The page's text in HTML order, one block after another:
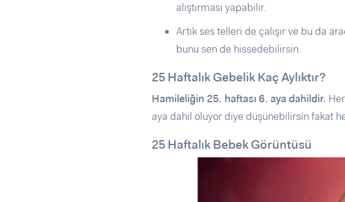
alıştırması yapabilir.
Artık ses telleri de çalışır ve bu da
bunu sen de hissedebilirsin.
25 Haftalık Gebelik Kaç Aylıktır?
Hamileliğin 25. haftası 6. aya dahildir.
aya dahil oluyor diye düşünebilirsin fakat
25 Haftalık Bebek Görüntüsü